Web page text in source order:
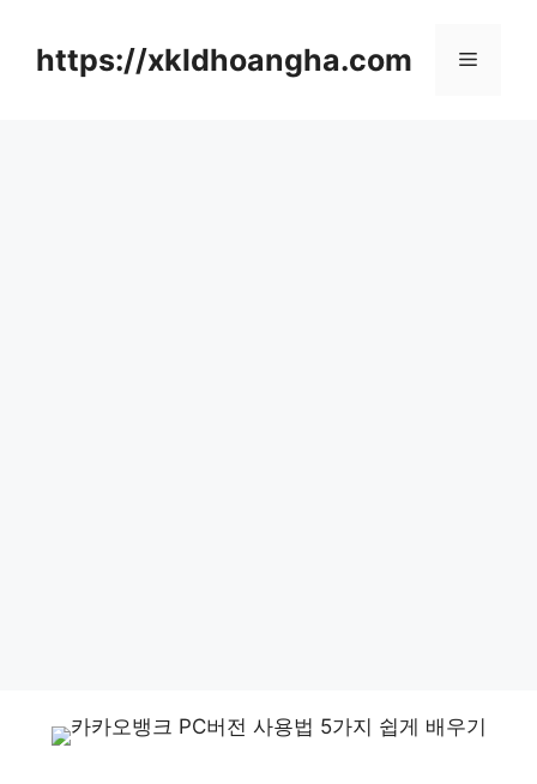
https://xkldhoangha.com 메